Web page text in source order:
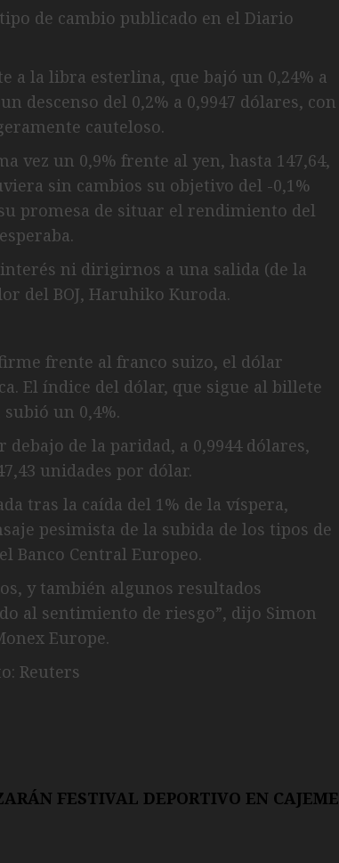
de cambio publicado en el Diario
a la libra esterlina, que bajó un 0,24% a
descenso del 0,2% a 0,9947 dólares, con
cauteloso.
vez un 0,9% frente al yen, hasta 147,64,
sin cambios su objetivo del -0,1%
promesa de situar el rendimiento del
ni dirigirnos a una salida (de la
del BOJ, Haruhiko Kuroda.
frente al franco suizo, el dólar
El índice del dólar, que sigue al billete
un 0,4%.
de la paridad, a 0,9944 dólares,
unidades por dólar.
tras la caída del 1% de la víspera,
pesimista de la subida de los tipos de
Banco Central Europeo.
y también algunos resultados
al sentimiento de riesgo”, dijo Simon
Europe.
Reuters
FESTIVAL DEPORTIVO EN CAJEME